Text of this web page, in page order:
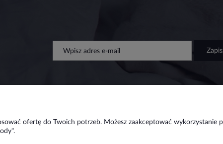
ofertę do Twoich potrzeb. Możesz zaakceptować wykorzystanie